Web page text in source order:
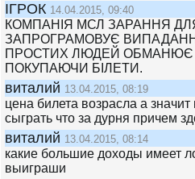
ІГРОК 14.04.2015, 09:40
КОМПАНІЯ МСЛ ЗАРАННЯ
ЗАПРОГРАМОВУЄ
ПРОСТИХ ЛЮДЕЙ ОБМАНЮЄ
ПОКУПАЮЧИ БІЛЕТИ.
виталий 13.04.2015, 08:19
цена билета возрасла а
сыграть что за дурня причем
виталий 13.04.2015, 08:14
какие большие доходы имеет
выиграши